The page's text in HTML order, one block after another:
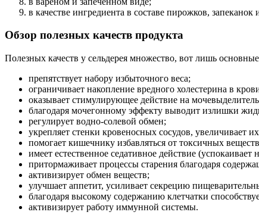
в качестве ингредиента в составе пирожков,
Обзор полезных качеств продукта
Полезных качеств у сельдерея множество, вот лишь
препятствует набору избыточного веса;
ограничивает накопление вредного холестерина в
оказывает стимулирующее действие на
благодаря мочегонному эффекту выводит излишки
регулирует водно-солевой обмен;
укрепляет стенки кровеносных сосудов, увеличивает
помогает кишечнику избавляться от токсичных
имеет естественное седативное действие
притормаживает процессы старения благодаря
активизирует обмен веществ;
улучшает аппетит, усиливает секрецию
благодаря высокому содержанию клетчатки
активизирует работу иммунной системы.